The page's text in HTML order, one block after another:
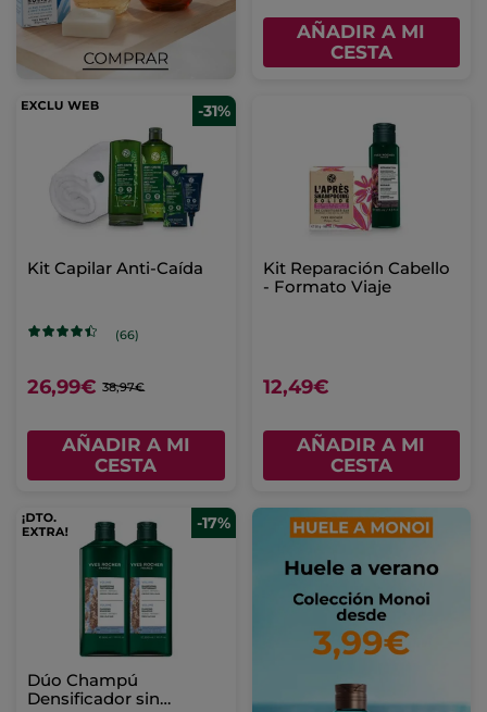
AÑADIR A MI
CESTA
-31%
Kit Capilar Anti-Caída
(66)
26,99€ 38,97€
AÑADIR A MI
CESTA
Kit Reparación Cabello
- Formato Viaje
12,49€
AÑADIR A MI
CESTA
-17%
Dúo Champú
Densificador sin